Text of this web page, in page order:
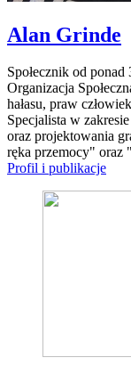
Alan Grinde
Społecznik od
Organizacja
hałasu, praw
Specjalista w
oraz projektowania
ręka przemocy" oraz
Profil i publikacje